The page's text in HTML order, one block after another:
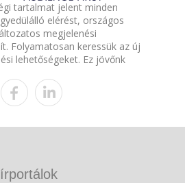
tartalmat jelent minden
elérést, országos
megjelenési
Folyamatosan keressük az új
lehetőségeket. Ez jövőnk